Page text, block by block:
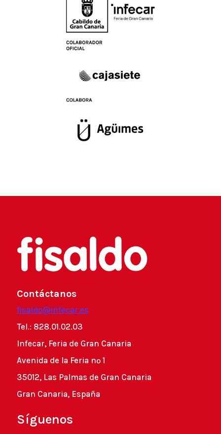
Contáctanos
fisaldo@infecar.es
Tel.: 828.01.02.03
Infecar, Feria de Gran Canaria
Avenida de la Feria nº 1
35012, Las Palmas de Gran Canaria
Gran Canaria, España
Síguenos